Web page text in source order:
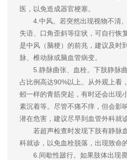
医，以免造成器官梗塞。
4.中风。若突然出现视物不清、
失语、口角歪斜等症状，可自行恢
是中风（脑梗）的前兆，建议及时
脉、椎动脉或脑血管病变。
5.静脉曲张、血栓。下肢静脉曲
占比例高达90%以上。从外观上看
蚓一样的青筋突起，有时还会出现
素沉着等。尽管不痛不痒，但会影
潜在危害，建议尽早到血管外科就诊
若超声检查时发现下肢有静脉
科就诊，以免血栓脱落，出现致命
6.间歇性跛行。如果肢体出现畏